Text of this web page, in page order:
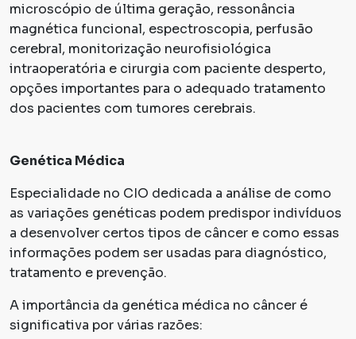
microscópio de última geração, ressonância
magnética funcional, espectroscopia, perfusão
cerebral, monitorização neurofisiológica
intraoperatória e cirurgia com paciente desperto,
opções importantes para o adequado tratamento
dos pacientes com tumores cerebrais.
Genética Médica
Especialidade no CIO dedicada a análise de como
as variações genéticas podem predispor indivíduos
a desenvolver certos tipos de câncer e como essas
informações podem ser usadas para diagnóstico,
tratamento e prevenção.
A importância da genética médica no câncer é
significativa por várias razões: